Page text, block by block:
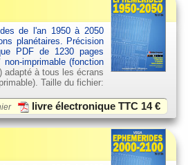
de l'an 1950 à 2050
planétaires. Précision
PDF de 1230 pages
imprimable (fonction
adapté à tous les écrans
Taille du fichier:
livre électronique TTC 14 €